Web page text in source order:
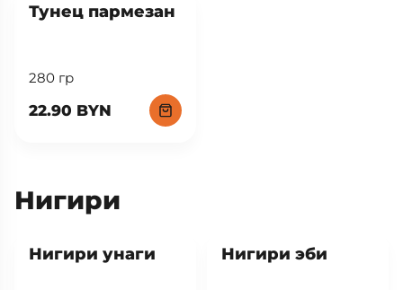
New
Тунец пармезан
280 гр
22.90 BYN
Нигири
Нигири унаги Нигири эби